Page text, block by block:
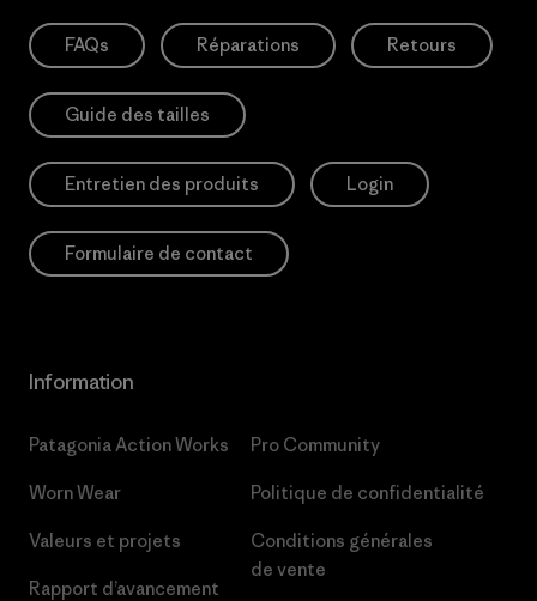
FAQs Réparations Retours
Guide des tailles
Entretien des produits Login
Formulaire de contact
Information
Patagonia Action Works
Worn Wear
Valeurs et projets
Rapport d’avancement
Pro Community
Politique de confidentialité
Conditions générales
de vente